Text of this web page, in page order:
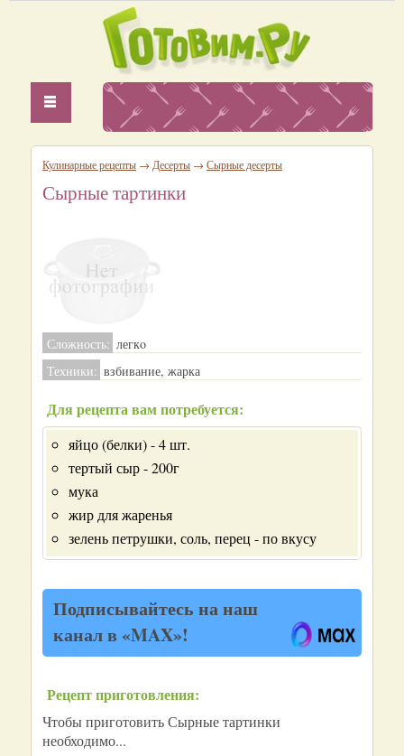
Кулинарные рецепты → Десерты → Сырные десерты
Сырные тартинки
Сложность: легкo
Техники: взбивание, жарка
Для рецепта вам потребуется:
яйцо (белки) - 4 шт.
тертый сыр - 200г
мука
жир для жаренья
зелень петрушки, соль, перец - по вкусу
Подписывайтесь на наш
канал в «MAX»!
Рецепт приготовления:
Чтобы приготовить Сырные тартинки
необходимо...